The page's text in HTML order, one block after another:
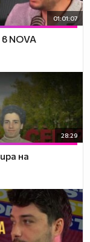
01:01:07
NOVA
28:29
на